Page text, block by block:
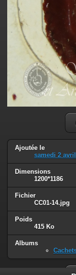
Ajoutée le
samedi 2
Dimensions
1200*1186
Fichier
CC01-14.jpg
Poids
415 Ko
Albums